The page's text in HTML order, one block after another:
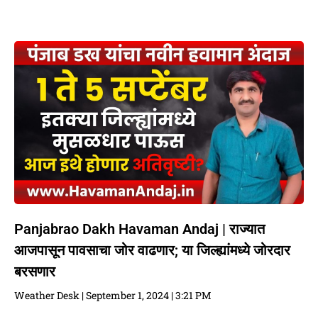
Panjabrao Dakh Havaman Andaj | राज्यात
आजपासून पावसाचा जोर वाढणार; या जिल्ह्यांमध्ये जोरदार
बरसणार
Weather Desk September 1, 2024 3:21 PM